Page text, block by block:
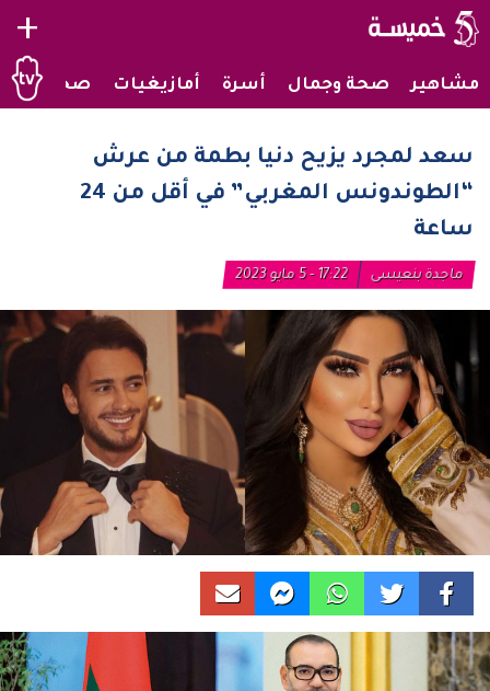
+
مشاهير صحة وجمال أسرة أمازيغيات صحراويات
سعد لمجرد يزيح دنيا بطمة من عرش
“الطوندونس المغربي” في أقل من 24
ساعة
ماجدة بنعيسى 17:22 - 5 مايو 2023